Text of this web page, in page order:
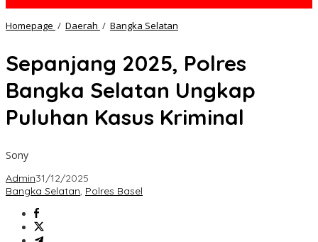
Homepage / Daerah / Bangka Selatan
Bangka
Ungkap
Puluhan
Kasus
Kriminal
Sepanjang 2025, Polres
Bangka Selatan Ungkap
Puluhan Kasus Kriminal
Sony
Admin31/12/2025
Bangka Selatan, Polres Basel